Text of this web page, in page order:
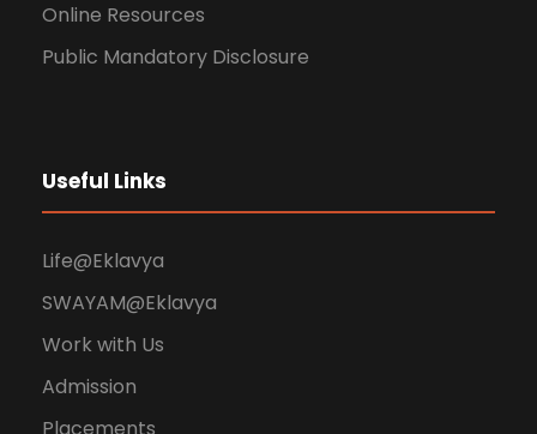
Online Resources
Public Mandatory Disclosure
Useful Links
Life@Eklavya
SWAYAM@Eklavya
Work with Us
Admission